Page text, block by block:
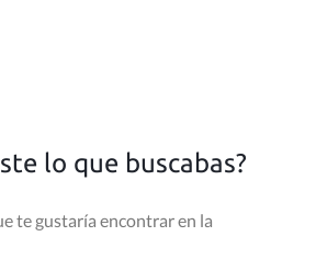
lo que buscabas?
te gustaría encontrar en la